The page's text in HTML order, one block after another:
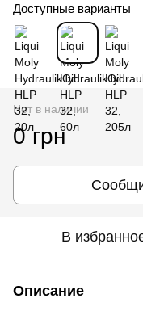
Доступные варианты
Нет в наличии
0 грн
В
Описание